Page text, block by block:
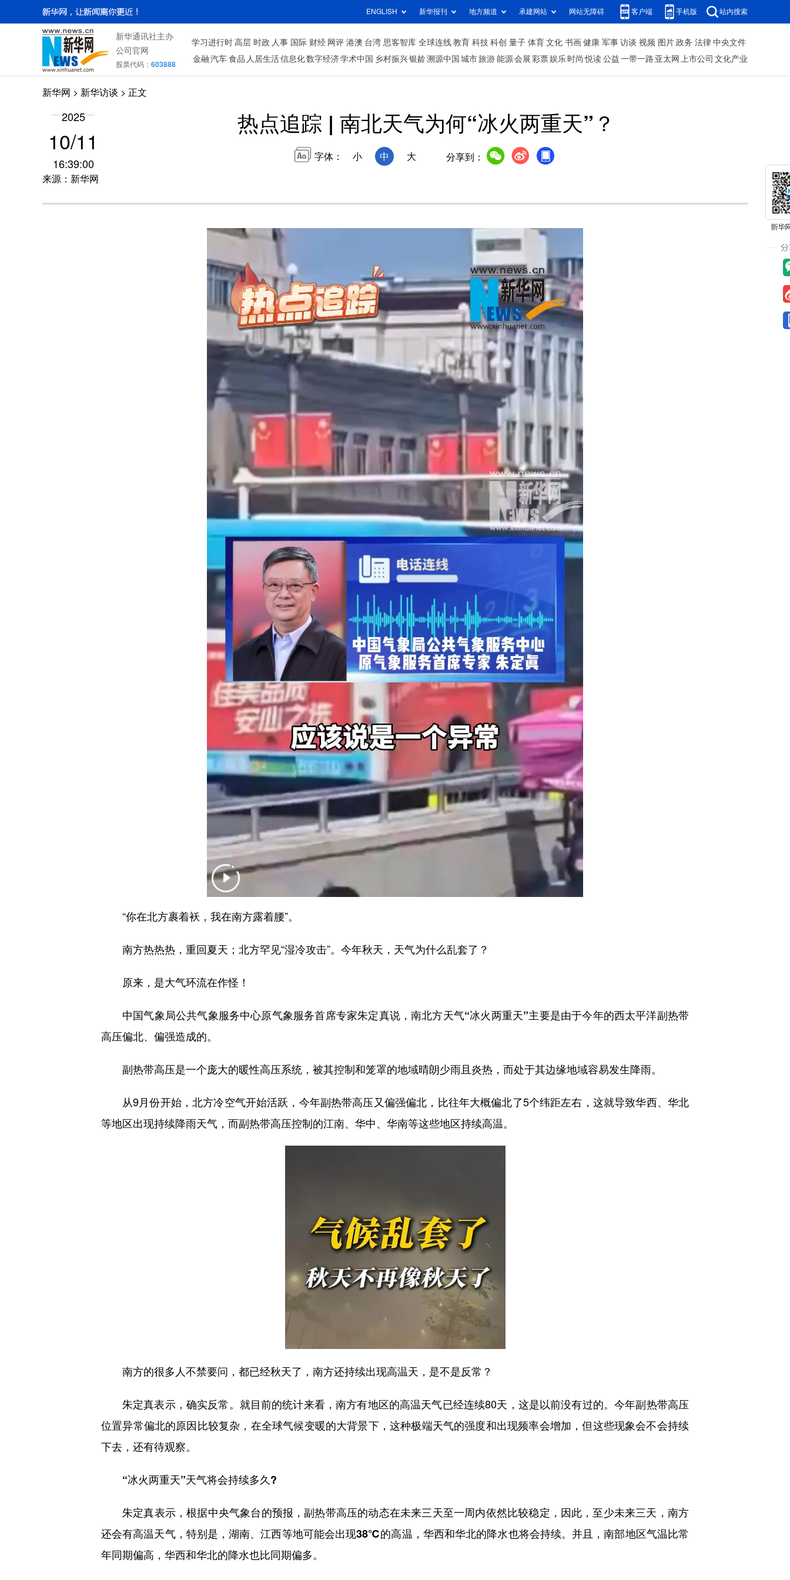
ENGLISH 新华报刊 地方频道 承建网站 网站无障碍 客户端 手机版 站内搜索
新华通讯社主办
公司官网
股票代码： 603888
学习进行时 高层 时政 人事 国际 财经 网评 港澳 台湾 思客智库 全球连线 教育 科技 科创 量子 体育 文化 书画 健康 军事 访谈 视频 图片 政务 法律 中央文件
金融 汽车 食品 人居生活信息化数字经济学术中国 乡村振兴银龄溯源中国 城市旅游 能源 会展 彩票娱乐 时尚 悦读 公益 一带一路 亚太网 上市公司 文化产业
新华网 > 新华访谈 > 正文
2025
10/11
16:39:00
来源：新华网
热点追踪 | 南北天气为何“冰火两重天”？
字体： 小 中 大 分享到：
“你在北方裹着袄，我在南方露着腰”。
南方热热热，重回夏天；北方罕见“湿冷攻击”。今年秋天，天气为什么乱套了？
原来，是大气环流在作怪！
中国气象局公共气象服务中心原气象服务首席专家朱定真说，南北方天气“冰火两重天”主要是由于今年的西太平洋副热带
高压偏北、偏强造成的。
副热带高压是一个庞大的暖性高压系统，被其控制和笼罩的地域晴朗少雨且炎热，而处于其边缘地域容易发生降雨。
从9月份开始，北方冷空气开始活跃，今年副热带高压又偏强偏北，比往年大概偏北了5个纬距左右，这就导致华西、华北
等地区出现持续降雨天气，而副热带高压控制的江南、华中、华南等这些地区持续高温。
南方的很多人不禁要问， 都已经秋天了，南方还持续出现高温天，是不是反常？
朱定真表示，确实反常。 就目前的统计来看，南方有地区的高温天气已经连续80天，这是以前没有过的。今年副热带高压
位置异常偏北的原因比较复杂，在全球气候变暖的大背景下，这种极端天气的强度和出现频率会增加，但这些现象会不会持续
下去，还有待观察。
“冰火两重天”天气将会持续多久?
朱定真表示，根据中央气象台的预报，副热带高压的动态在未来三天至一周内依然比较稳定，因此，至少未来三天，南方
还会有高温天气，特别是，湖南、江西等地可能会出现38℃的高温，华西和华北的降水也将会持续。 并且，南部地区气温比常
年同期偏高，华西和华北的降水也比同期偏多。